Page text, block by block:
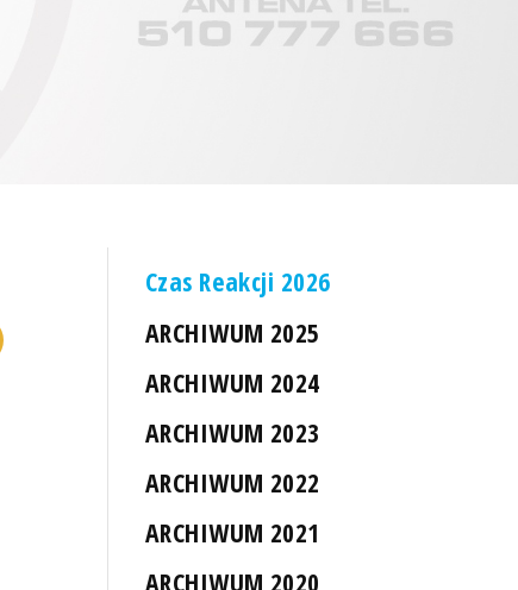
Czas Reakcji 2026
ARCHIWUM 2025
ARCHIWUM 2024
ARCHIWUM 2023
ARCHIWUM 2022
ARCHIWUM 2021
ARCHIWUM 2020